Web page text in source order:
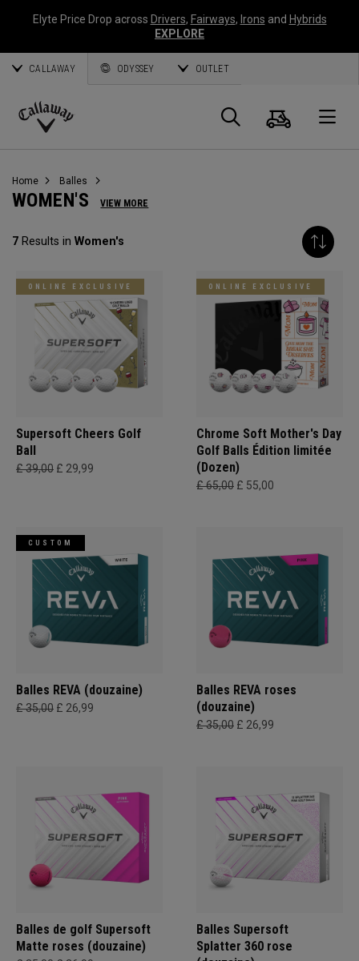
Elyte Price Drop across Drivers, Fairways, Irons and Hybrids
EXPLORE
CALLAWAY ODYSSEY OUTLET
Callaway
Panier
Home Balles
WOMEN'S VIEW MORE
7 Results in Women's
ONLINE EXCLUSIVE
Supersoft Cheers Golf
Ball
£ 39,00 £ 29,99
ONLINE EXCLUSIVE
Chrome Soft Mother's Day
Golf Balls Édition limitée
(Dozen)
£ 65,00 £ 55,00
CUSTOM
Balles REVA (douzaine)
£ 35,00 £ 26,99
Balles REVA roses
(douzaine)
£ 35,00 £ 26,99
Balles de golf Supersoft
Matte roses (douzaine)
Balles Supersoft
Splatter 360 rose